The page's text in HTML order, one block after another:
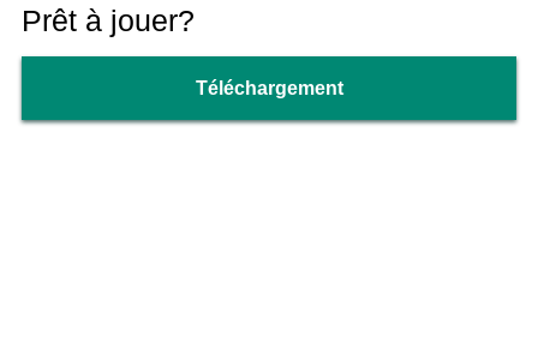
Prêt à jouer?
Téléchargement